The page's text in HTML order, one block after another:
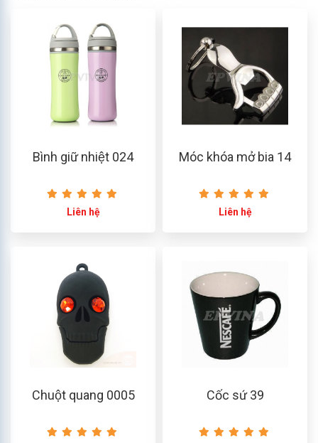
Bình giữ nhiệt 024
Liên hệ
Móc khóa mở bia 14
Liên hệ
Chuột quang 0005 Cốc sứ 39